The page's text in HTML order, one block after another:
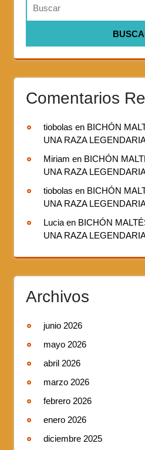
Comentarios
tiobolas en BICHÓN
UNA RAZA
Miriam en BICHÓN
UNA RAZA
tiobolas en BICHÓN
UNA RAZA
Lucia en BICHÓN
UNA RAZA
Archivos
junio 2026
mayo 2026
abril 2026
marzo 2026
febrero 2026
enero 2026
diciembre 2025